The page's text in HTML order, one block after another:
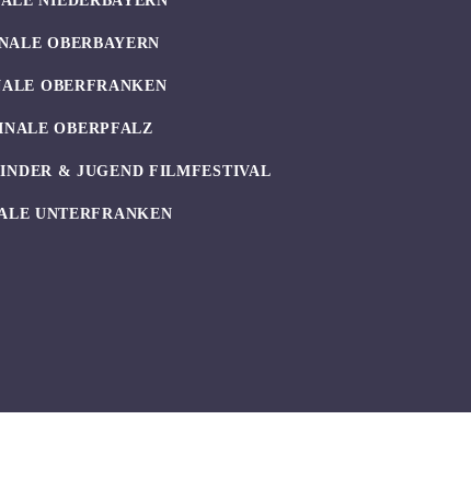
OBERBAYERN
OBERFRANKEN
OBERPFALZ
& JUGEND FILMFESTIVAL
UNTERFRANKEN